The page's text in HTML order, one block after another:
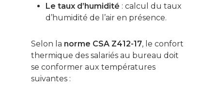
Le taux d’humidité : calcul du taux
d’humidité de l’air en présence.
Selon la norme CSA Z412-17, le confort
thermique des salariés au bureau doit
se conformer aux températures
suivantes :